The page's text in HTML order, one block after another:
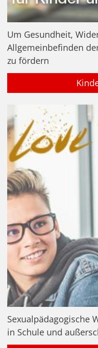
Um Gesundheit,
Allgemeinbefinden
zu fördern
Sexualpädagogische
in Schule und